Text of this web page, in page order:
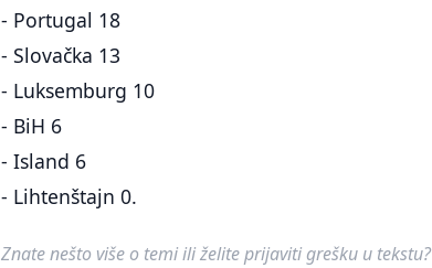
- Portugal 18
- Slovačka 13
- Luksemburg 10
- BiH 6
- Island 6
- Lihtenštajn 0.
Znate nešto više o temi ili želite prijaviti grešku u tekstu?